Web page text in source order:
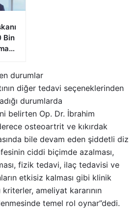
Bin
durumlar
diğer tedavi seçeneklerinden
durumlarda
belirten Op. Dr. İbrahim
osteoartrit ve kıkırdak
bile devam eden şiddetli diz
ciddi biçimde azalması,
fizik tedavi, ilaç tedavisi ve
etkisiz kalması gibi klinik
ameliyat kararının
temel rol oynar”dedi.